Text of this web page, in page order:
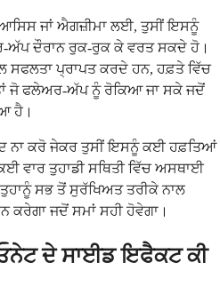
ਜਾਂ ਐਗਜ਼ੀਮਾ ਲਈ, ਤੁਸੀਂ ਇਸਨੂੰ
ਅੱਪ ਦੌਰਾਨ ਰੁਕ-ਰੁਕ ਕੇ ਵਰਤ ਸਕਦੇ ਹੋ।
ਪ੍ਰਾਪਤ ਕਰਦੇ ਹਨ, ਹਫ਼ਤੇ ਵਿੱਚ
ਜੋ ਫਲੇਅਰ-ਅੱਪ ਨੂੰ ਰੋਕਿਆ ਜਾ ਸਕੇ ਜਦੋਂ
ਹੈ।
ਨਾ ਕਰੋ ਜੇਕਰ ਤੁਸੀਂ ਇਸਨੂੰ ਕਈ ਹਫ਼ਤਿਆਂ
ਵਾਰ ਤੁਹਾਡੀ ਸਥਿਤੀ ਵਿੱਚ ਅਸਥਾਈ
ਸਭ ਤੋਂ ਸੁਰੱਖਿਅਤ ਤਰੀਕੇ ਨਾਲ
ਕਰੇਗਾ ਜਦੋਂ ਸਮਾਂ ਸਹੀ ਹੋਵੇਗਾ।
ਦੇ ਸਾਈਡ ਇਫੈਕਟ ਕੀ